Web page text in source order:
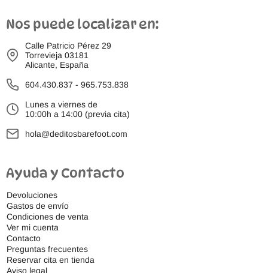
Nos puede localizar en:
Calle Patricio Pérez 29
Torrevieja 03181
Alicante, España
604.430.837 - 965.753.838
Lunes a viernes de
10:00h a 14:00 (previa cita)
hola@deditosbarefoot.com
Ayuda y Contacto
Devoluciones
Gastos de envío
Condiciones de venta
Ver mi cuenta
Contacto
Preguntas frecuentes
Reservar cita en tienda
Aviso legal